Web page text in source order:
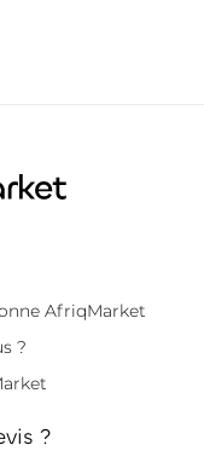
AfriqMarket
?
?